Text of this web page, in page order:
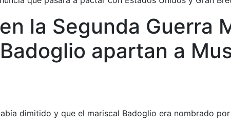
la Segunda Guerra
apartan a
dimitido y que el mariscal Badoglio era nombrado